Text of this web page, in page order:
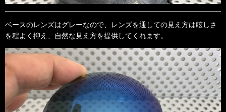
ベースのレンズはグレーなので、レンズを通しての見え方は眩しさ
を程よく抑え、自然な見え方を提供してくれます。